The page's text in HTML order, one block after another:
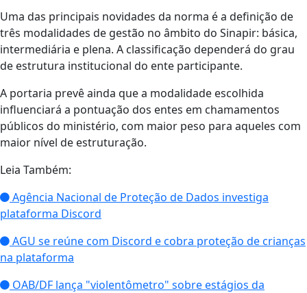
Uma das principais novidades da norma é a definição de
três modalidades de gestão no âmbito do Sinapir: básica,
intermediária e plena. A classificação dependerá do grau
de estrutura institucional do ente participante.
A portaria prevê ainda que a modalidade escolhida
influenciará a pontuação dos entes em chamamentos
públicos do ministério, com maior peso para aqueles com
maior nível de estruturação.
Leia Também:
Agência Nacional de Proteção de Dados investiga
plataforma Discord
AGU se reúne com Discord e cobra proteção de crianças
na plataforma
OAB/DF lança "violentômetro" sobre estágios da